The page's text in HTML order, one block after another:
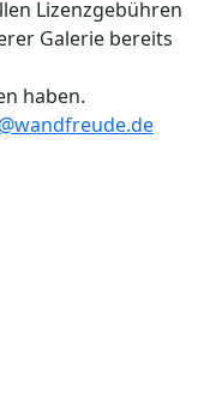
Lizenzgebühren
Galerie bereits
haben.